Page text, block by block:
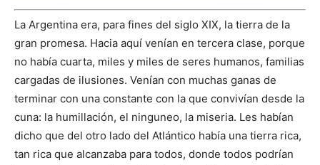
La Argentina era, para fines del siglo XIX, la tierra de la
gran promesa. Hacia aquí venían en tercera clase, porque
no había cuarta, miles y miles de seres humanos, familias
cargadas de ilusiones. Venían con muchas ganas de
terminar con una constante con la que convivían desde la
cuna: la humillación, el ninguneo, la miseria. Les habían
dicho que del otro lado del Atlántico había una tierra rica,
tan rica que alcanzaba para todos, donde todos podrían